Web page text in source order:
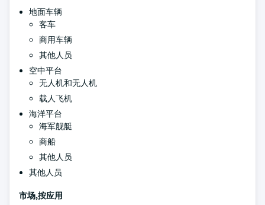
地面车辆
客车
商用车辆
其他人员
空中平台
无人机和无人机
载人飞机
海洋平台
海军舰艇
商船
其他人员
其他人员
市场,按应用